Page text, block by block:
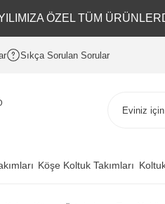
ÖZEL TÜM
Sıkça Sorulan Sorular
Köşe Koltuk Takımları